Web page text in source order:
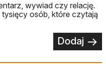
wywiad czy relację.
osób, które czytają
Dodaj